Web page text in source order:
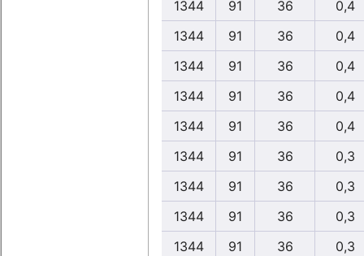
1344 91 36
0,4
1344
91 36
0,4
1344
91 36
0,4
1344
91 36
0,4
1344
91 36
0,4
1344
91 36
0,3
1344
91 36
0,3
1344
91 36
0,3
1344
91 36
0,3